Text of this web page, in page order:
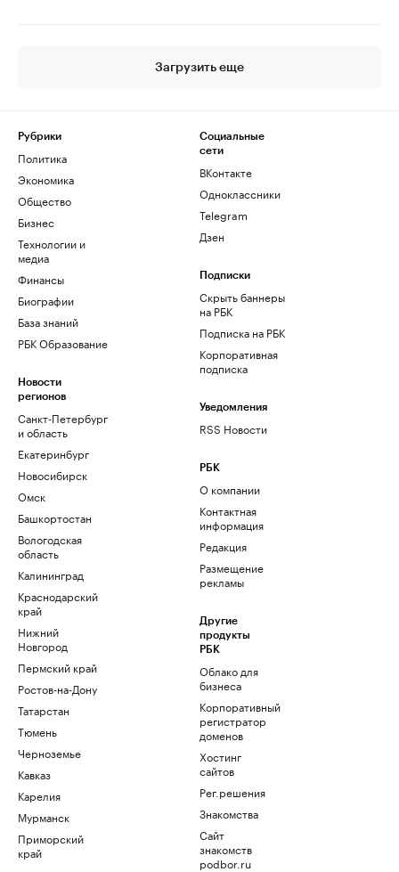
Загрузить еще
Рубрики
Политика
Экономика
Общество
Бизнес
Технологии и
медиа
Финансы
Биографии
База знаний
РБК Образование
Новости
регионов
Санкт-Петербург
и область
Екатеринбург
Новосибирск
Омск
Башкортостан
Вологодская
область
Калининград
Краснодарский
край
Нижний
Новгород
Пермский край
Ростов-на-Дону
Татарстан
Тюмень
Черноземье
Кавказ
Карелия
Мурманск
Приморский
край
Социальные
сети
ВКонтакте
Одноклассники
Telegram
Дзен
Подписки
Скрыть баннеры
на РБК
Подписка на РБК
Корпоративная
подписка
Уведомления
RSS Новости
РБК
О компании
Контактная
информация
Редакция
Размещение
рекламы
Другие
продукты
РБК
Облако для
бизнеса
Корпоративный
регистратор
доменов
Хостинг
сайтов
Рег.решения
Знакомства
Сайт
знакомств
podbor.ru